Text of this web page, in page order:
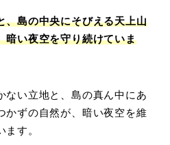
、島の中央にそびえる天上山
暗い夜空を守り続けていま
ない立地と、島の真ん中にあ
かずの自然が、暗い夜空を維
す。